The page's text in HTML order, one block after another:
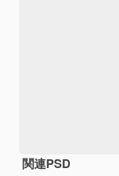
関連PSD